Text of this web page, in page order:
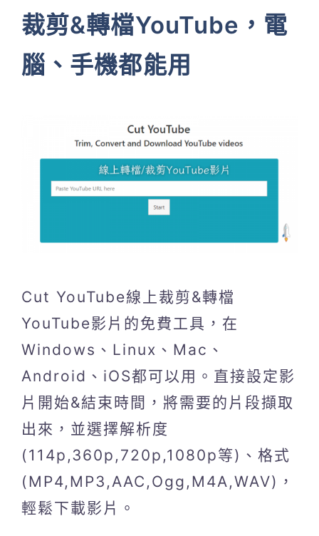
裁剪&轉檔YouTube，電
腦、手機都能用
Cut YouTube線上裁剪&轉檔
YouTube影片的免費工具，在
Windows、Linux、Mac、
Android、iOS都可以用。直接設定影
片開始&結束時間，將需要的片段擷取
出來，並選擇解析度
(114p,360p,720p,1080p等)、格式
(MP4,MP3,AAC,Ogg,M4A,WAV)，
輕鬆下載影片。